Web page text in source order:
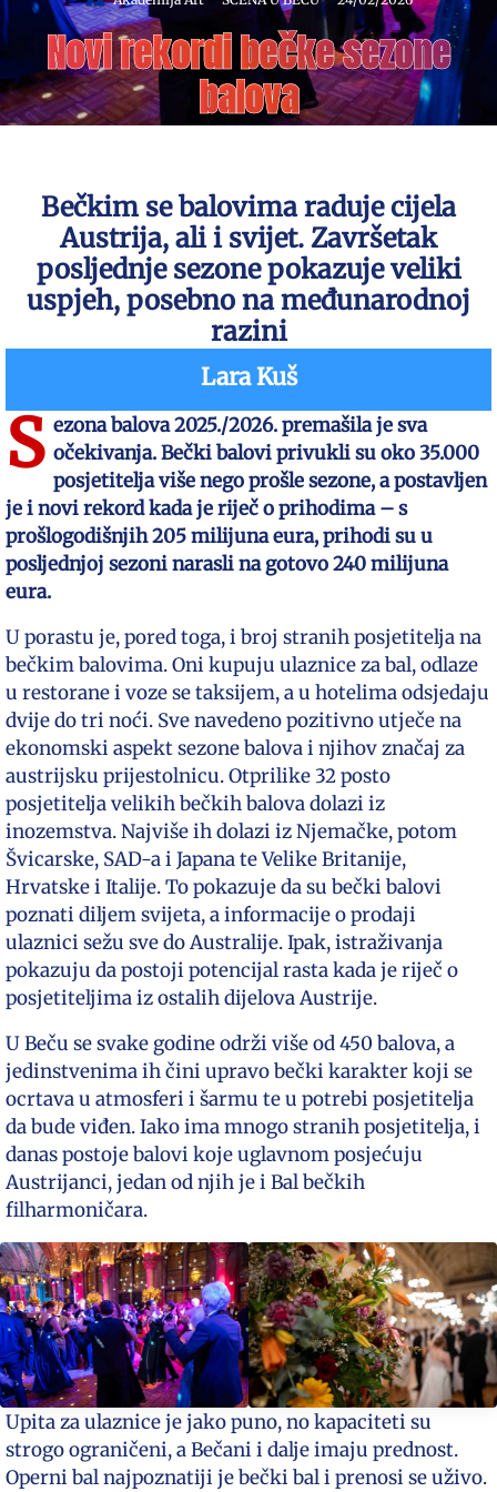
Novi rekordi bečke sezone
balova
Bečkim se balovima raduje cijela
Austrija, ali i svijet. Završetak
posljednje sezone pokazuje veliki
uspjeh, posebno na međunarodnoj
razini
Lara Kuš
S ezona balova 2025./2026. premašila je sva
očekivanja. Bečki balovi privukli su oko 35.000
posjetitelja više nego prošle sezone, a postavljen
je i novi rekord kada je riječ o prihodima – s
prošlogodišnjih 205 milijuna eura, prihodi su u
posljednjoj sezoni narasli na gotovo 240 milijuna
eura.
U porastu je, pored toga, i broj stranih posjetitelja na
bečkim balovima. Oni kupuju ulaznice za bal, odlaze
u restorane i voze se taksijem, a u hotelima odsjedaju
dvije do tri noći. Sve navedeno pozitivno utječe na
ekonomski aspekt sezone balova i njihov značaj za
austrijsku prijestolnicu. Otprilike 32 posto
posjetitelja velikih bečkih balova dolazi iz
inozemstva. Najviše ih dolazi iz Njemačke, potom
Švicarske, SAD-a i Japana te Velike Britanije,
Hrvatske i Italije. To pokazuje da su bečki balovi
poznati diljem svijeta, a informacije o prodaji
ulaznici sežu sve do Australije. Ipak, istraživanja
pokazuju da postoji potencijal rasta kada je riječ o
posjetiteljima iz ostalih dijelova Austrije.
U Beču se svake godine održi više od 450 balova, a
jedinstvenima ih čini upravo bečki karakter koji se
ocrtava u atmosferi i šarmu te u potrebi posjetitelja
da bude viđen. Iako ima mnogo stranih posjetitelja, i
danas postoje balovi koje uglavnom posjećuju
Austrijanci, jedan od njih je i Bal bečkih
filharmoničara.
Upita za ulaznice je jako puno, no kapaciteti su
strogo ograničeni, a Bečani i dalje imaju prednost.
Operni bal najpoznatiji je bečki bal i prenosi se uživo.